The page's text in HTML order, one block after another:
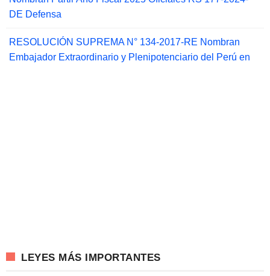
DE Defensa
RESOLUCIÓN SUPREMA N° 134-2017-RE Nombran
Embajador Extraordinario y Plenipotenciario del Perú en
LEYES MÁS IMPORTANTES